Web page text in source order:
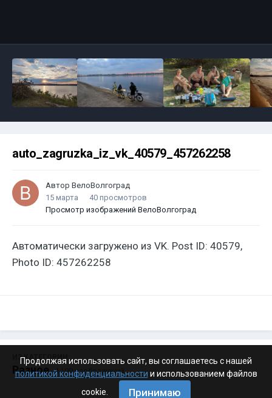
auto_zagruzka_iz_vk_40579_457262258
Автор ВелоВолгоград
15 марта
40 просмотров
Просмотр изображений ВелоВолгоград
Автоматически загружено из VK. Post ID: 40579,
Photo ID: 457262258
ИЗ КАТЕГОРИИ:
Разное · 4 199 изображений
Продолжая использовать сайт, вы соглашаетесь с нашей
политикой конфиденциальности и использованием файлов
cookie.
Принимаю